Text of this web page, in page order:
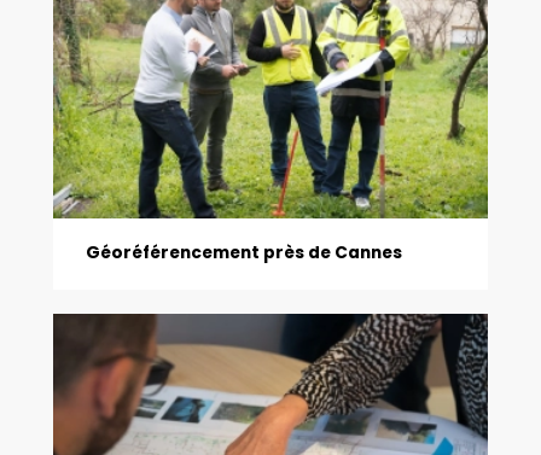
Géoréférencement près de Cannes